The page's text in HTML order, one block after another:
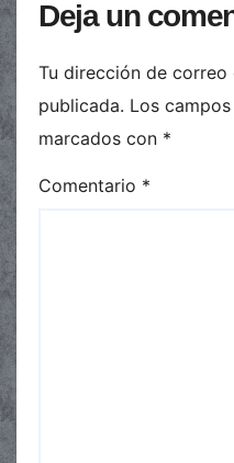
Deja un
Tu dirección de
publicada. Los
marcados con *
Comentario *